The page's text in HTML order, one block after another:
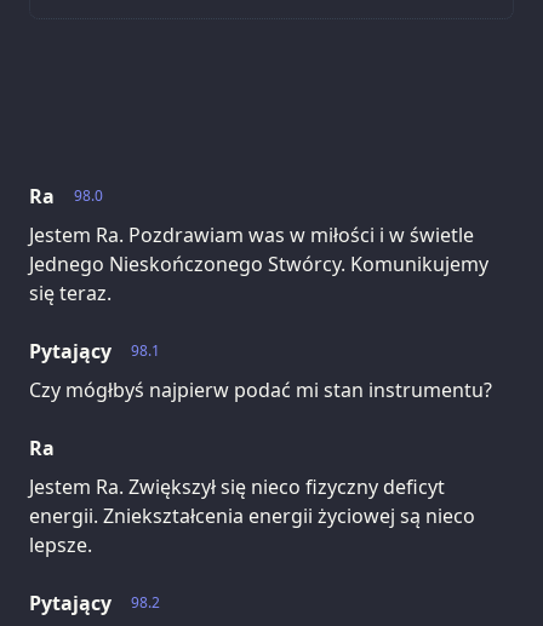
98.0
Ra
Jestem Ra. Pozdrawiam was w miłości i w świetle
Jednego Nieskończonego Stwórcy. Komunikujemy
się teraz.
98.1
Pytający
Czy mógłbyś najpierw podać mi stan instrumentu?
Ra
Jestem Ra. Zwiększył się nieco fizyczny deficyt
energii. Zniekształcenia energii życiowej są nieco
lepsze.
98.2
Pytający